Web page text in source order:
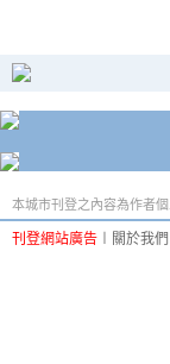
本城市刊登之內容為作者
刊登網站廣告 關於我們